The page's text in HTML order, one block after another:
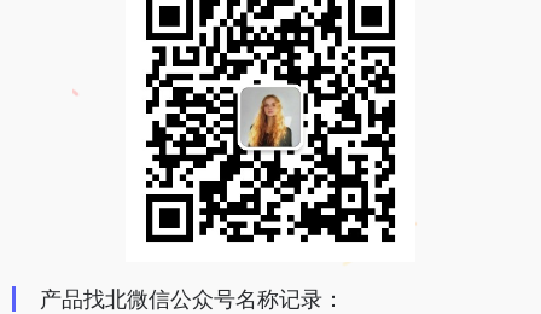
产品找北微信公众号名称记录：